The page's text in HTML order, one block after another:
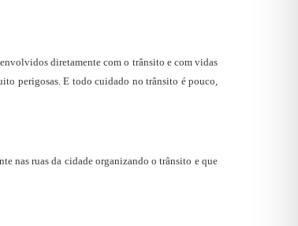
diretamente com o trânsito e com vidas
perigosas. E todo cuidado no trânsito é pouco,
nas ruas da cidade organizando o trânsito e que